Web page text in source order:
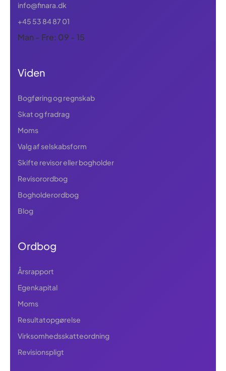
info@finara.dk
+45 53 84 87 01
Man - Fre: 09 - 15
Viden
Bogføring og regnskab
Skat og fradrag
Moms
Valg af selskabsform
Skifte revisor eller bogholder
Revisorordbog
Bogholderordbog
Blog
Ordbog
Årsrapport
Egenkapital
Moms
Resultatopgørelse
Virksomhedsskatteordning
Revisionspligt